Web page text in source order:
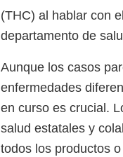
(THC) al hablar con
departamento de
Aunque los casos
enfermedades
en curso es crucial.
salud estatales y
todos los productos